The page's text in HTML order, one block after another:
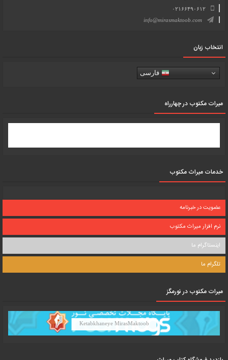
۰۲۱۶۶۴۹۰۶۱۲
info@mirasmaktoob.com
انتخاب زبان
فارسی
میرات مکتوب در چهارراه
خدمات میراث مکتوب
عضویت در خبرنامه
نرم افزار میراث مکتوب
اینستاگرام ما
تلگرام ما
میرات مکتوب در نورمگز
Ketabkhaneye MirasMaktoob